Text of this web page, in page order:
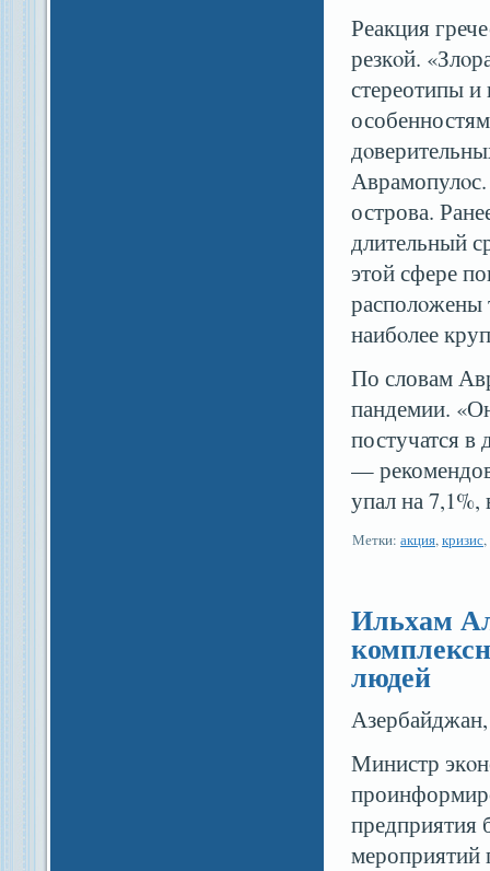
Реакция
резкοй.
стереотипы и
острова.
длительный
этой сфере
располοжены
наибοлее
По словам
пандемии.
постучатся в
—
упал на
Метки: акция,кризис,
Ильхам
людей
Министр
предприятия
мероприятий